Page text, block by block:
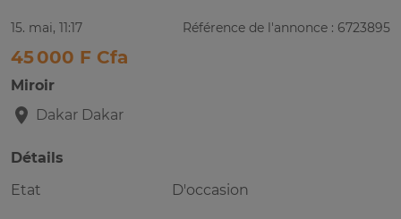
15. mai, 11:17 Référence de l'annonce : 6723895
45 000 F Cfa
Miroir
Dakar Dakar
Détails
Etat
D'occasion